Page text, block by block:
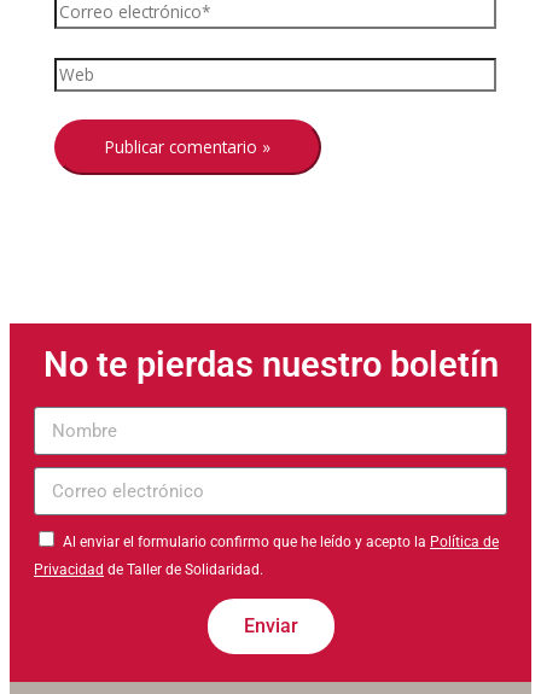
No te pierdas nuestro boletín
Nombre
Correo
Al enviar el formulario confirmo que he leído y acepto la Política de
Privacidad de Taller de Solidaridad.
Enviar